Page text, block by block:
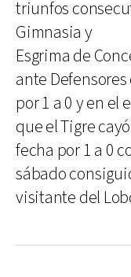
triunfos
Gimnasia y
Esgrima de
ante
por 1 a 0 y en el
que el Tigre
fecha por 1 a 0
sábado
visitante del